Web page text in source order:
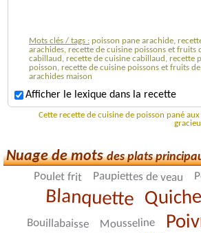
Mots clés / tags : poisson pane arachide,
arachides, recette de cuisine poissons et fruits
cabillaud, recette de cuisine cabillaud, recette
poisson, recette de cuisine poissons et fruits
arachides maison
Afficher le lexique dans la recette
Cette recette de cuisine de poisson pané
Nuage de motsdes plats
Poulet frit Paupiettes de veau
Blanquette Quiche
Bouillabaisse Mousseline